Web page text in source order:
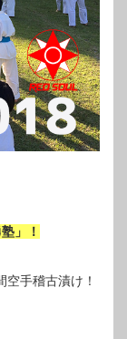
」！
手稽古漬け！